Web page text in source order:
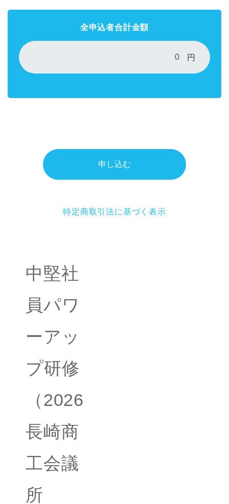
全申込者合計金額
円
申し込む
特定商取引法に基づく表示
中堅社
員パワ
ーアッ
プ研修
（2026
長崎商
工会議
所